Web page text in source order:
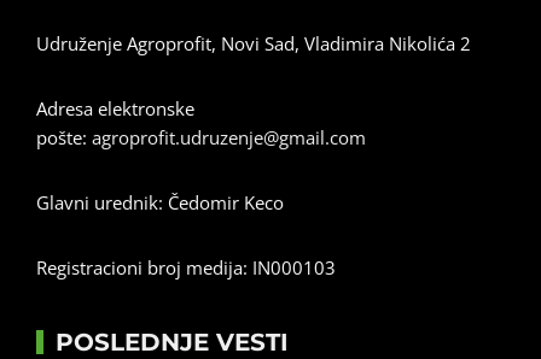
Udruženje Agroprofit, Novi Sad, Vladimira Nikolića 2
Adresa elektronske
pošte: agroprofit.udruzenje@gmail.com
Glavni urednik: Čedomir Keco
Registracioni broj medija: IN000103
POSLEDNJE VESTI